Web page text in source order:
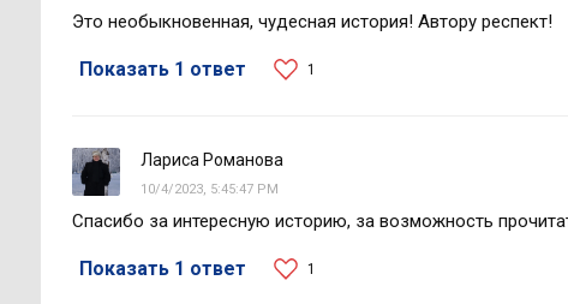
Это необыкновенная, чудесная история! Автору респект!
Показать 1 ответ 1
Лариса Романова
10/4/2023, 5:45:47 PM
Спасибо за интересную историю, за возможность
Показать 1 ответ 1